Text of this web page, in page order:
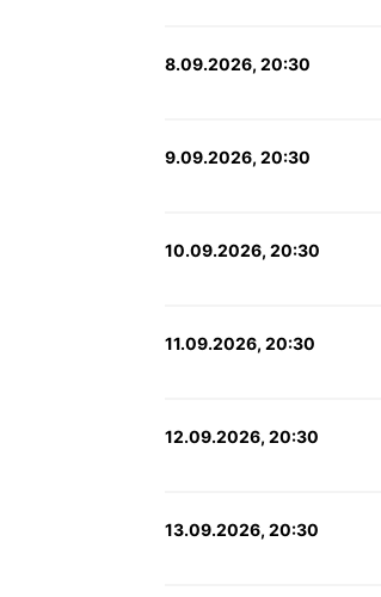
8.09.2026, 20:30
9.09.2026, 20:30
10.09.2026, 20:30
11.09.2026, 20:30
12.09.2026, 20:30
13.09.2026, 20:30